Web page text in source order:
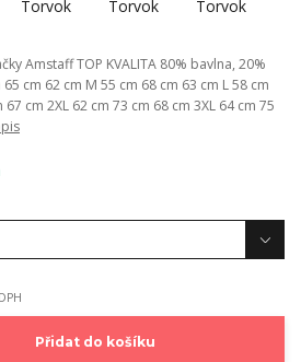
Amstaff TOP KVALITA 80% bavlna, 20%
cm 62 cm M 55 cm 68 cm 63 cm L 58 cm
cm 2XL 62 cm 73 cm 68 cm 3XL 64 cm 75
Přidat do košíku